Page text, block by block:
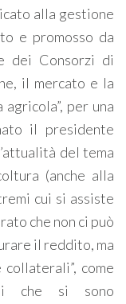
alla gestione
e promosso da
dei Consorzi di
il mercato e la
per una
il presidente
del tema
(anche alla
cui si assiste
che non ci può
il reddito, ma
come
che si sono